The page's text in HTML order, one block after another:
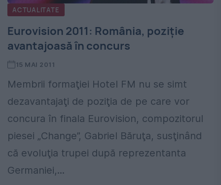
ACTUALITATE
Eurovision 2011: România, poziție
avantajoasă în concurs
15 MAI 2011
Membrii formaţiei Hotel FM nu se simt
dezavantajaţi de poziţia de pe care vor
concura în finala Eurovision, compozitorul
piesei „Change”, Gabriel Băruţa, susţinând
că evoluţia trupei după reprezentanta
Germaniei,...